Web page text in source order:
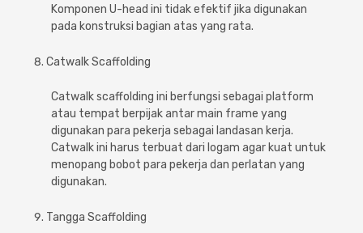
Komponen U-head ini tidak efektif jika digunakan
pada konstruksi bagian atas yang rata.
Catwalk Scaffolding
Catwalk scaffolding ini berfungsi sebagai platform
atau tempat berpijak antar main frame yang
digunakan para pekerja sebagai landasan kerja.
Catwalk ini harus terbuat dari logam agar kuat untuk
menopang bobot para pekerja dan perlatan yang
digunakan.
Tangga Scaffolding